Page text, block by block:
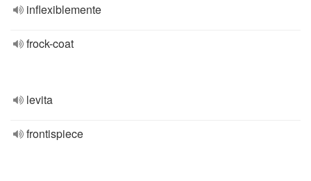
inflexiblemente
frock-coat
levita
frontispiece